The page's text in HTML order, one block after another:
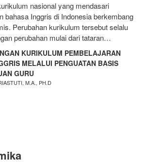
nasional yang mendasari
bahasa Inggris di Indonesia berkembang
Perubahan kurikulum tersebut selalu
perubahan mulai dari tataran…
KURIKULUM PEMBELAJARAN
MELALUI PENGUATAN BASIS
GURU
M.A., PH.D